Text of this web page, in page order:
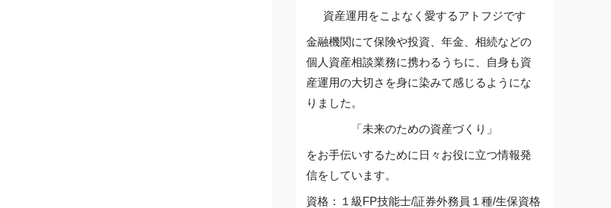
資産運用をこよなく愛するアトフジです
金融機関にて保険や投資、年金、相続などの
個人資産相談業務に携わるうちに、自身も資
産運用の大切さを身に染みて感じるようにな
りました。
「未来のための資産づくり」
をお手伝いするために日々お役に立つ情報発
信をしています。
資格：１級FP技能士/証券外務員１種/生保資格